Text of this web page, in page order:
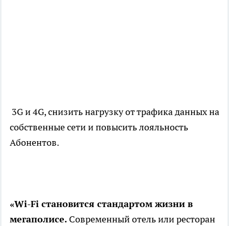
3G и 4G, снизить нагрузку от трафика данных на
собственные сети и повысить лояльность
Абонентов.
«Wi-Fi становится стандартом жизни в
мегаполисе. Современный отель или ресторан